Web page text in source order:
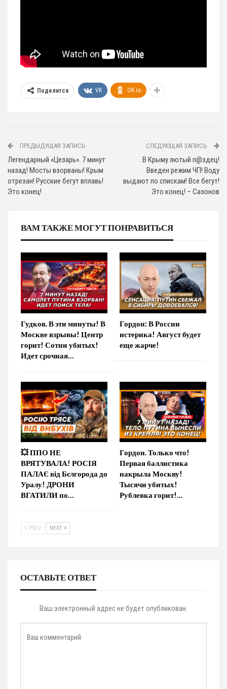
Поделится VK OK.ru
ПРЕДЫДУЩАЯ ЗАПИСЬ
Легендарный «Цезарь». 7 минут
назад! Мосты взорваны! Крым
отрезан! Русские бегут вплавь!
Это конец!
СЛЕДУЮЩАЯ ЗАПИСЬ
В Крыму лютый п@здец!
Введен режим ЧП! Воду
выдают по спискам! Все бегут!
Это конец! – Сазонов
ВАМ ТАКЖЕ МОГУТ ПОНРАВИТЬСЯ
Гудков. В эти минуты! В
Москве взрывы! Центр
горит! Сотни убитых!
Идет срочная…
Гордон: В России
истерика! Август будет
еще жарче!
💥 ППО НЕ
ВРЯТУВАЛА! РОСІЯ
ПАЛАЄ від Бєлгорода до
Уралу! ДРОНИ
ВГАТИЛИ по…
Гордон. Только что!
Первая баллистика
накрыла Москву!
Тысячи убитых!
Рублевка горит!…
PREV NEXT
ОСТАВЬТЕ ОТВЕТ
Ваш электронный адрес не будет опубликован.